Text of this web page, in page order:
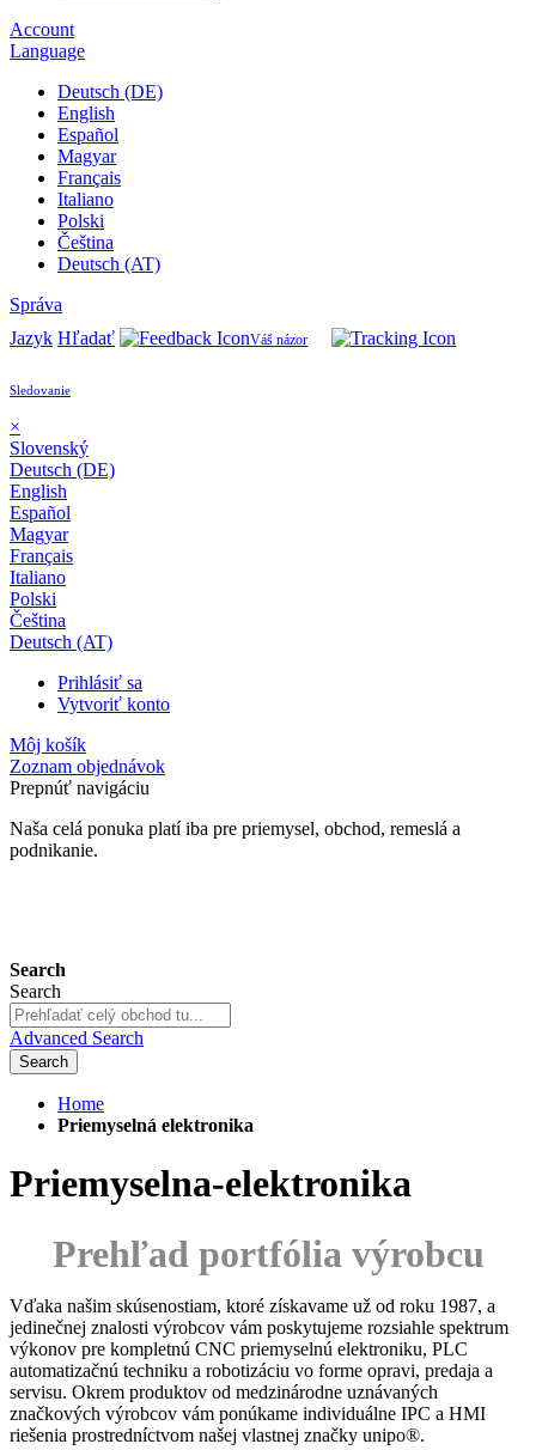
Account
Language
Deutsch (DE)
English
Español
Magyar
Français
Italiano
Polski
Čeština
Deutsch (AT)
Správa
Jazyk Hľadať Váš názor
Sledovanie
×
Slovenský
Deutsch (DE)
English
Español
Magyar
Français
Italiano
Polski
Čeština
Deutsch (AT)
Prihlásiť sa
Vytvoriť konto
Môj košík
Zoznam objednávok
Prepnúť navigáciu
Naša celá ponuka platí iba pre priemysel, obchod, remeslá a
podnikanie.
Search
Search
Advanced Search
Search
Home
Priemyselná elektronika
Priemyselna-elektronika
Prehľad portfólia výrobcu
Vďaka našim skúsenostiam, ktoré získavame už od roku 1987, a
jedinečnej znalosti výrobcov vám poskytujeme rozsiahle spektrum
výkonov pre kompletnú CNC priemyselnú elektroniku, PLC
automatizačnú techniku a robotizáciu vo forme opravi, predaja a
servisu. Okrem produktov od medzinárodne uznávaných
značkových výrobcov vám ponúkame individuálne IPC a HMI
riešenia prostredníctvom našej vlastnej značky unipo®.